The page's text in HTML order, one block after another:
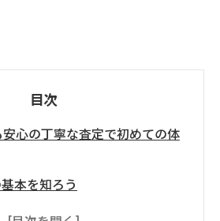
目次
心の丁寧な査定で初めての体
本を知ろう
におすすめの買取ステップ